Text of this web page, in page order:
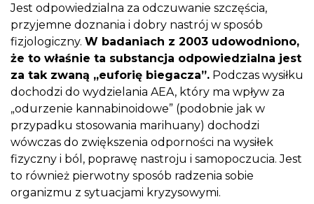
Jest odpowiedzialna za odczuwanie szczęścia,
przyjemne doznania i dobry nastrój w sposób
fizjologiczny. W badaniach z 2003 udowodniono,
że to właśnie ta substancja odpowiedzialna jest
za tak zwaną „euforię biegacza”. Podczas wysiłku
dochodzi do wydzielania AEA, który ma wpływ za
„odurzenie kannabinoidowe” (podobnie jak w
przypadku stosowania marihuany) dochodzi
wówczas do zwiększenia odporności na wysiłek
fizyczny i ból, poprawę nastroju i samopoczucia. Jest
to również pierwotny sposób radzenia sobie
organizmu z sytuacjami kryzysowymi.